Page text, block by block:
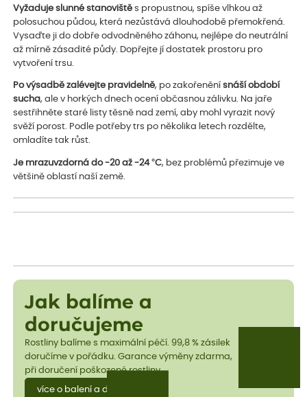
Vyžaduje slunné stanoviště s propustnou, spíše vlhkou až
polosuchou půdou, která nezůstává dlouhodobě přemokřená.
Vysaďte ji do dobře odvodněného záhonu, nejlépe do neutrální
až mírně zásadité půdy. Dopřejte jí dostatek prostoru pro
vytvoření trsu.
Po výsadbě zalévejte pravidelně, po zakořeněnísnáší období
sucha, ale v horkých dnech ocení občasnou zálivku. Na jaře
sestřihněte staré listy těsně nad zemí, aby mohl vyrazit nový
svěží porost. Podle potřeby trs po několika letech rozdělte,
omladíte tak růst.
Je mrazuvzdorná do -20 až -24 °C, bez problémů přezimuje ve
většině oblastí naší země.
Jak balíme a
doručujeme
Rostliny balíme s maximální péčí. 99,8 % zásilek
doručíme v pořádku. Garance výměny zdarma,
při doručení poškozené rostliny.
více o balení a dopravě